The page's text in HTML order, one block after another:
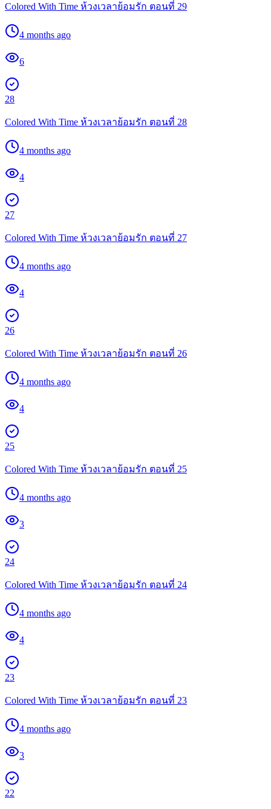
Colored With Time ห้วงเวลาย้อมรัก ตอนที่ 29
4 months ago
6
28
Colored With Time ห้วงเวลาย้อมรัก ตอนที่ 28
4 months ago
4
27
Colored With Time ห้วงเวลาย้อมรัก ตอนที่ 27
4 months ago
4
26
Colored With Time ห้วงเวลาย้อมรัก ตอนที่ 26
4 months ago
4
25
Colored With Time ห้วงเวลาย้อมรัก ตอนที่ 25
4 months ago
3
24
Colored With Time ห้วงเวลาย้อมรัก ตอนที่ 24
4 months ago
4
23
Colored With Time ห้วงเวลาย้อมรัก ตอนที่ 23
4 months ago
3
22